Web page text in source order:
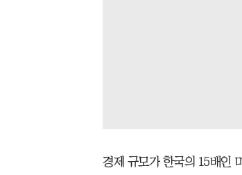
경제 규모가 한국의 15배인